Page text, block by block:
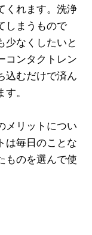
くれます。洗浄
しまうもので
少なくしたいと
コンタクトレン
込むだけで済ん
。
メリットについ
は毎日のことな
ものを選んで使